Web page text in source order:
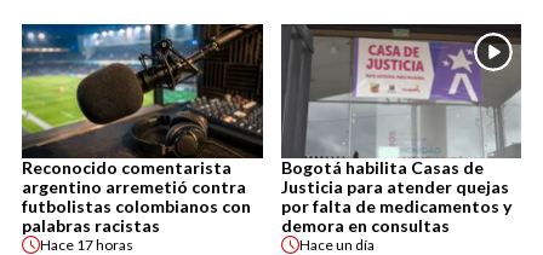
Reconocido comentarista
argentino arremetió contra
futbolistas colombianos con
palabras racistas
Hace 17 horas
Bogotá habilita Casas de
Justicia para atender quejas
por falta de medicamentos y
demora en consultas
Haceun día